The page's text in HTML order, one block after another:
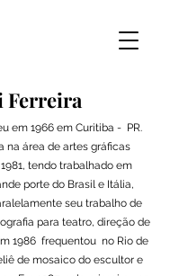
Ferreira
em 1966 em Curitiba - PR.
na área de artes gráficas
tendo trabalhado em
porte do Brasil e Itália,
seu trabalho de
para teatro, direção de
1986 frequentou no Rio de
de mosaico do escultor e